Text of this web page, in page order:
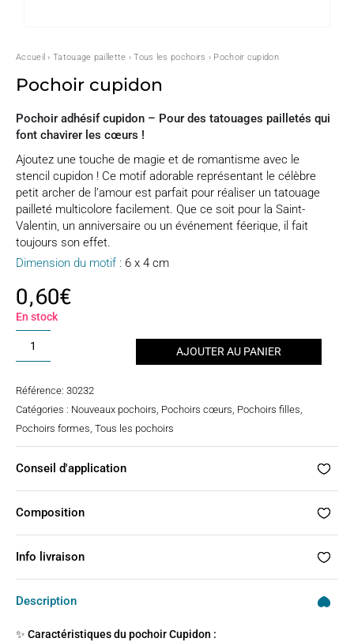
Accueil ›Tatouage paillette ›Tous les pochoirs › Pochoir cupidon
Pochoir cupidon
Pochoir adhésif cupidon – Pour des tatouages pailletés qui
font chavirer les cœurs !
Ajoutez une touche de magie et de romantisme avec le
stencil cupidon ! Ce motif adorable représentant le célèbre
petit archer de l’amour est parfait pour réaliser un tatouage
pailleté multicolore facilement. Que ce soit pour la Saint-
Valentin, un anniversaire ou un événement féerique, il fait
toujours son effet.
Dimension du motif : 6 x 4 cm
0,60€
En stock
de
AJOUTER AU PANIER
Référence: 30232
Catégories : Nouveaux pochoirs, Pochoirs cœurs, Pochoirs filles,
Pochoirs formes, Tous les pochoirs
Conseil d'application
Composition
Info livraison
Description
✨ Caractéristiques du pochoir Cupidon :